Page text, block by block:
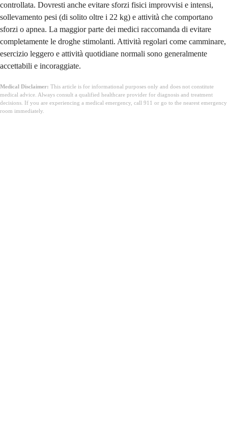
controllata. Dovresti anche evitare sforzi fisici improvvisi e intensi,
sollevamento pesi (di solito oltre i 22 kg) e attività che comportano
sforzi o apnea. La maggior parte dei medici raccomanda di evitare
completamente le droghe stimolanti. Attività regolari come camminare,
esercizio leggero e attività quotidiane normali sono generalmente
accettabili e incoraggiate.
Medical Disclaimer: This article is for informational purposes only and does not constitute
medical advice. Always consult a qualified healthcare provider for diagnosis and treatment
decisions. If you are experiencing a medical emergency, call 911 or go to the nearest emergency
room immediately.